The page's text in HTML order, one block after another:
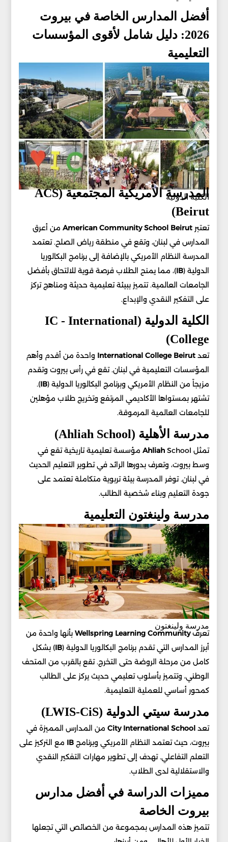
أفضل المدارس الخاصة في بيروت
2026: دليل شامل لأقوى المؤسسات
التعليمية
الكلية الدولية
المدرسة الأمريكية المجتمعية (ACS
Beirut)
تعتبرAmerican Community School Beirut من أعرق
المدارس في لبنان، وتقع في منطقة رياض الصلح. تعتمد
المدرسة النظام الأمريكي بالإضافة إلى برنامج البكالوريا
الدولية (IB)، مما يمنح الطلاب فرصة قوية للالتحاق بأفضل
الجامعات العالمية. تتميز ببيئة تعليمية حديثة ومناهج تركز
على التفكير النقدي والإبداع.
الكلية الدولية (IC - International
College)
تعدInternational College Beirut واحدة من أقدم وأهم
المؤسسات التعليمية في لبنان. تقع في رأس بيروت وتقدم
مزيجاً من النظام الأمريكي وبرنامج البكالوريا الدولية (IB
).
تشتهر بمستواها الأكاديمي المرتفع وتخريج طلاب مؤهلين
للجامعات العالمية المرموقة.
مدرسة الأهلية (Ahliah School)
تمثل Ahliah School مؤسسة تعليمية تاريخية تقع في
وسط بيروت، وتعرف بدورها الرائد في تطوير التعليم الحديث
في لبنان. توفر المدرسة بيئة تربوية متكاملة تعتمد على
جودة التعليم وبناء شخصية الطالب.
مدرسة ولينغتون التعليمية
مدرسة ولينغتون
تعرفWellspring Learning Community بأنها واحدة من
أبرز المدارس التي تقدم برنامج البكالوريا الدولية (IB) بشكل
كامل من مرحلة الروضة حتى التخرج. تقع بالقرب من المتحف
الوطني، وتتميز بأسلوب تعليمي حديث يركز على الطالب
كمحور أساسي للعملية التعليمية.
مدرسة سيتي الدولية (LWIS-CiS)
تعد City International School
من المدارس المميزة في
بيروت، حيث تعتمد النظام الأمريكي وبرنامجIB مع التركيز على
التعلم التفاعلي. تهدف إلى تطوير مهارات التفكير النقدي
والاستقلالية لدى الطلاب.
مميزات الدراسة في أفضل مدارس
بيروت الخاصة
تتميز هذه المدارس بمجموعة من الخصائص التي تجعلها